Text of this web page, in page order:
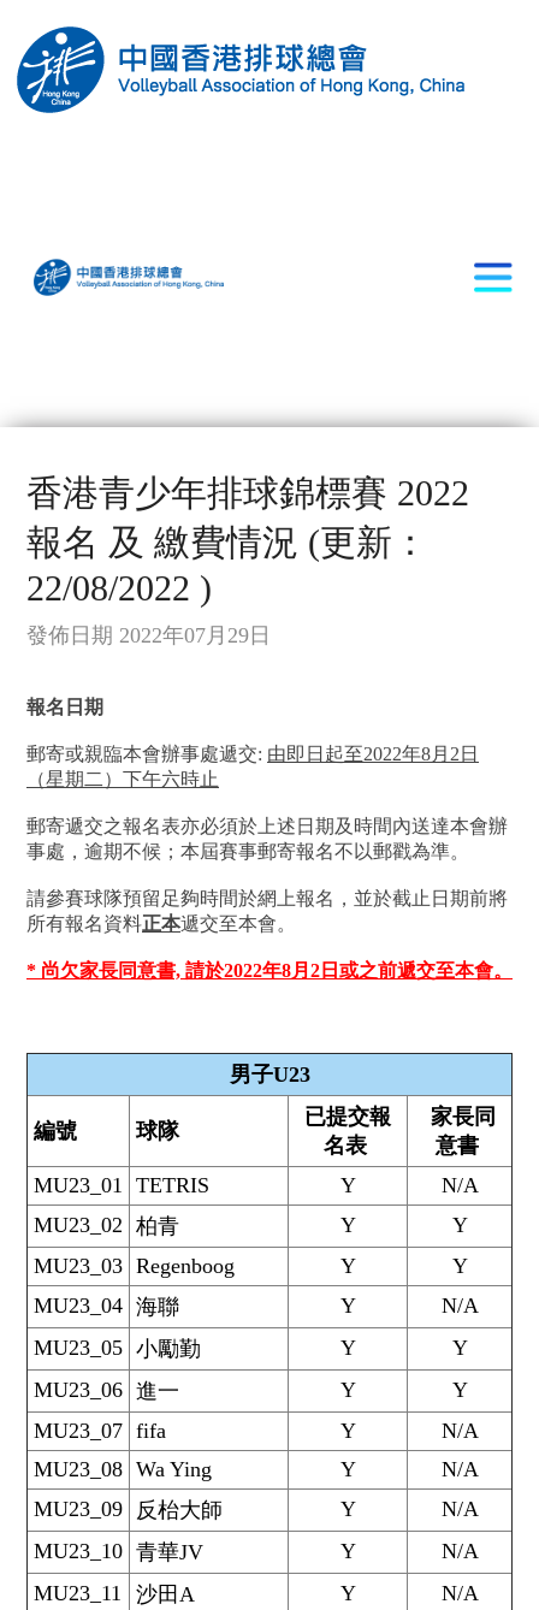
香港青少年排球錦標賽 2022
報名 及 繳費情況 (更新：
22/08/2022 )
發佈日期 2022年07月29日
報名日期
郵寄或親臨本會辦事處遞交: 由即日起至2022年8月2日
（星期二）下午六時止
郵寄遞交之報名表亦必須於上述日期及時間內送達本會辦
事處，逾期不候；本屆賽事郵寄報名不以郵戳為準。
請參賽球隊預留足夠時間於網上報名，並於截止日期前將
所有報名資料正本遞交至本會。
* 尚欠家長同意書, 請於2022年8月2日或之前遞交至本會。
男子U23
編號 球隊
已提交報
名表
家長同
意書
MU23_01 TETRIS Y
N/A
MU23_02 柏青 Y
Y
MU23_03 Regenboog Y
Y
MU23_04 海聯 Y
N/A
MU23_05 小勵勤 Y
Y
MU23_06 進一 Y
Y
MU23_07 fifa Y
N/A
MU23_08 Wa Ying Y
N/A
MU23_09
反枱大師 Y
N/A
MU23_10 青華JV Y
N/A
MU23_11
沙田A Y
N/A